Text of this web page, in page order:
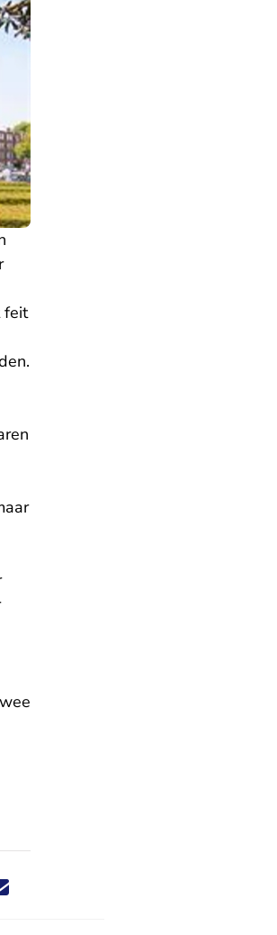
feit
nieuwsbericht via X - U verlaat
dit nieuwsbericht via Facebook - U
dit nieuwsbericht via e-mail
Deel dit nieuwsbericht via LinkedIn - U